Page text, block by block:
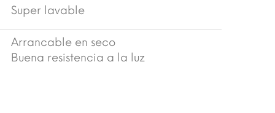
Super lavable
Arrancable en seco
Buena resistencia a la luz